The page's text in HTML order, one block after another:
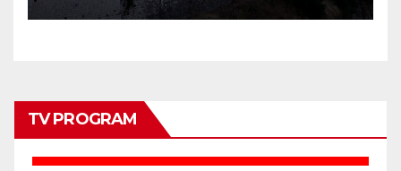
TV PROGRAM